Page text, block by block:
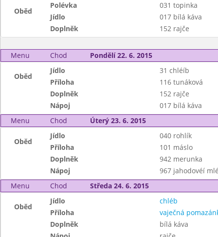
Oběd
Polévka
031 topinka
Jídlo
017 bílá káva
Doplněk
152 rajče
Menu Chod Pondělí 22. 6. 2015
Oběd
Jídlo
31 chléíb
Příloha
116 tunáková
Doplněk
152 rajče
Nápoj
017 bílá káva
Menu
Chod Úterý 23. 6. 2015
Oběd
Jídlo
040 rohlík
Příloha
101 máslo
Doplněk
942 merunka
Nápoj
967 jahodovéí
Menu
Chod Středa 24. 6. 2015
Oběd
Jídlo
chléb
Příloha
vaječná
Doplněk
bílá káva